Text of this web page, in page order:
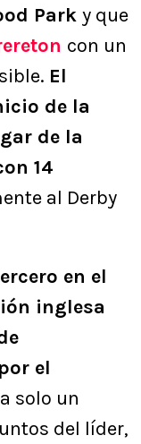
Park y que
con un
El
de la
de la
14
al Derby
en el
inglesa
el
solo un
del líder,